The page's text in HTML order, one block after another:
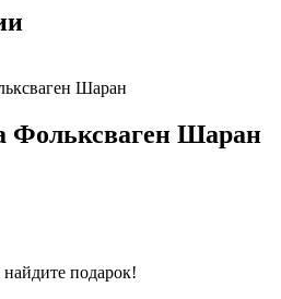
Шаран
Фольксваген Шаран
подарок!